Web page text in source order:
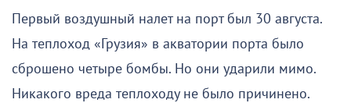
Первый воздушный налет на порт был 30 августа.
На теплоход «Грузия» в акватории порта было
сброшено четыре бомбы. Но они ударили мимо.
Никакого вреда теплоходу не было причинено.